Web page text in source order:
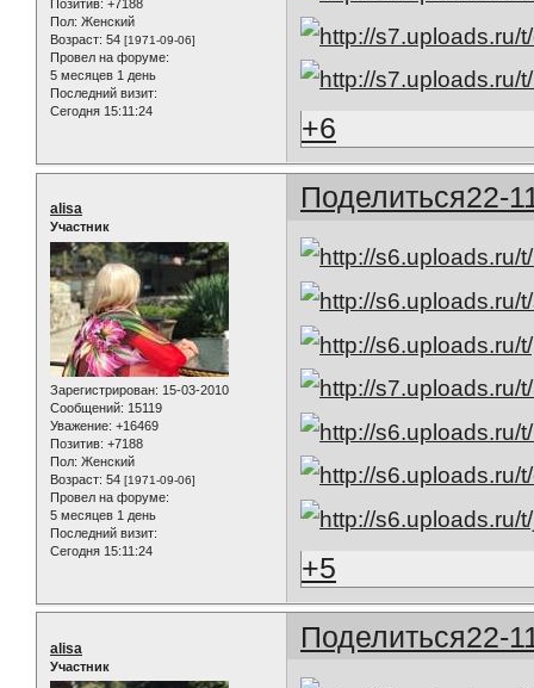
Позитив: +7188
Пол: Женский
Возраст: 54 [1971-09-06]
Провел на форуме:
5 месяцев 1 день
Последний визит:
Сегодня 15:11:24
+6
Поделиться22-
alisa
Участник
Зарегистрирован: 15-03-2010
Сообщений: 15119
Уважение: +16469
Позитив: +7188
Пол: Женский
Возраст: 54 [1971-09-06]
Провел на форуме:
5 месяцев 1 день
Последний визит:
Сегодня 15:11:24
+5
Поделиться22-
alisa
Участник